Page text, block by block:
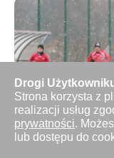
Drogi
Strona korzysta z
realizacji usług
prywatności.
lub dostępu do